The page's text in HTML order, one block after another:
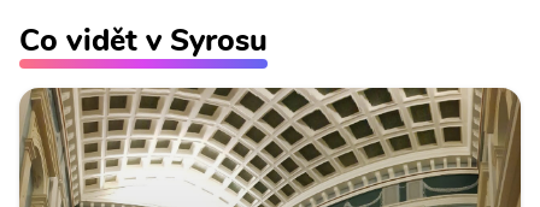
Co vidět v Syrosu